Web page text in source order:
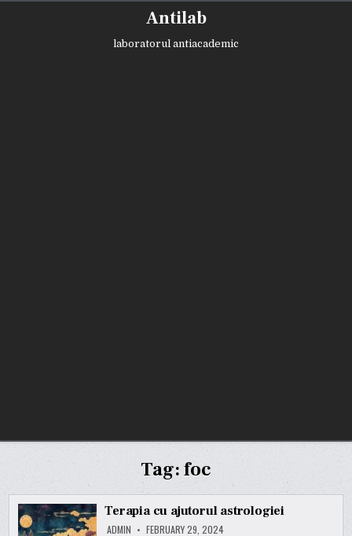
Antilab
laboratorul antiacademic
Tag:foc
Terapia cu ajutorul astrologiei
ADMIN FEBRUARY 29, 2024